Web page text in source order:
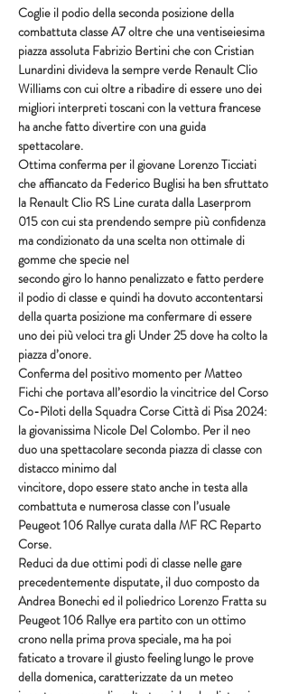
Coglie il podio della seconda posizione della
combattuta classe A7 oltre che una ventiseiesima
piazza assoluta Fabrizio Bertini che con Cristian
Lunardini divideva la sempre verde Renault Clio
Williams con cui oltre a ribadire di essere uno dei
migliori interpreti toscani con la vettura francese
ha anche fatto divertire con una guida
spettacolare.
Ottima conferma per il giovane Lorenzo Ticciati
che affiancato da Federico Buglisi ha ben sfruttato
la Renault Clio RS Line curata dalla Laserprom
015 con cui sta prendendo sempre più confidenza
ma condizionato da una scelta non ottimale di
gomme che specie nel
secondo giro lo hanno penalizzato e fatto perdere
il podio di classe e quindi ha dovuto accontentarsi
della quarta posizione ma confermare di essere
uno dei più veloci tra gli Under 25 dove ha colto la
piazza d’onore.
Conferma del positivo momento per Matteo
Fichi che portava all’esordio la vincitrice del Corso
Co-Piloti della Squadra Corse Città di Pisa 2024:
la giovanissima Nicole Del Colombo. Per il neo
duo una spettacolare seconda piazza di classe con
distacco minimo dal
vincitore, dopo essere stato anche in testa alla
combattuta e numerosa classe con l’usuale
Peugeot 106 Rallye curata dalla MF RC Reparto
Corse.
Reduci da due ottimi podi di classe nelle gare
precedentemente disputate, il duo composto da
Andrea Bonechi ed il poliedrico Lorenzo Fratta su
Peugeot 106 Rallye era partito con un ottimo
crono nella prima prova speciale, ma ha poi
faticato a trovare il giusto feeling lungo le prove
della domenica, caratterizzate da un meteo